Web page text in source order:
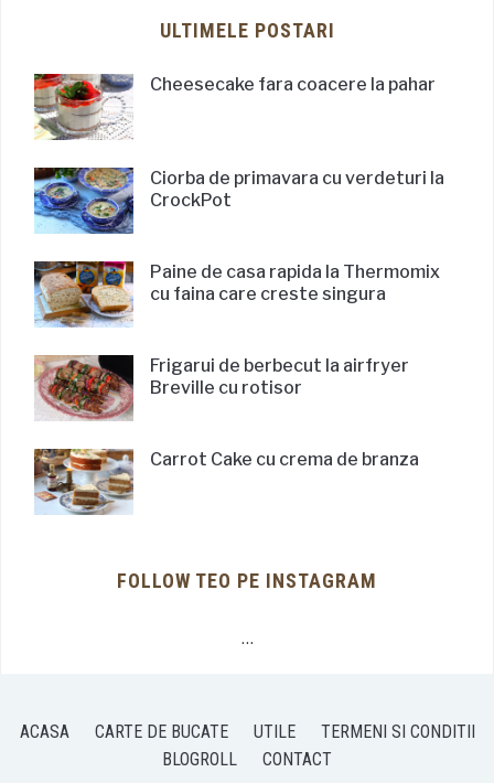
ULTIMELE POSTARI
Cheesecake fara coacere la pahar
Ciorba de primavara cu verdeturi la
CrockPot
Paine de casa rapida la Thermomix
cu faina care creste singura
Frigarui de berbecut la airfryer
Breville cu rotisor
Carrot Cake cu crema de branza
FOLLOW TEO PE INSTAGRAM
…
ACASA CARTE DE BUCATE UTILE
TERMENI SI CONDITII
BLOGROLL
CONTACT